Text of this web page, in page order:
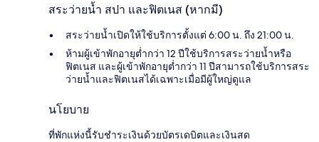
สระว่ายน้ำ สปา และฟิตเนส (หากมี)
สระว่ายน้ำเปิดให้ใช้บริการตั้งแต่ 6:00 น. ถึง 21:00 น.
ห้ามผู้เข้าพักอายุต่ำกว่า 12 ปีใช้บริการสระว่ายน้ำหรือ
ฟิตเนส และผู้เข้าพักอายุต่ำกว่า 11 ปีสามารถใช้บริการสระ
ว่ายน้ำและฟิตเนสได้เฉพาะเมื่อมีผู้ใหญ่ดูแล
นโยบาย
ที่พักแห่งนี้รับชำระเงินด้วยบัตรเดบิตและเงินสด